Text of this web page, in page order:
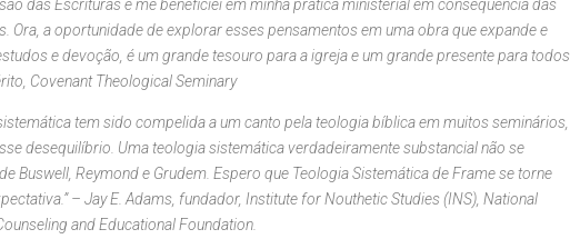
das Escrituras e me beneficiei em minha prática ministerial em consequência das
Ora, a oportunidade de explorar esses pensamentos em uma obra que expande e
e devoção, é um grande tesouro para a igreja e um grande presente para todos
Covenant Theological Seminary
tem sido compelida a um canto pela teologia bíblica em muitos seminários,
desequilíbrio. Uma teologia sistemática verdadeiramente substancial não se
Buswell, Reymond e Grudem. Espero que Teologia Sistemática de Frame se torne
– Jay E. Adams, fundador, Institute for Nouthetic Studies (INS), National
and Educational Foundation.